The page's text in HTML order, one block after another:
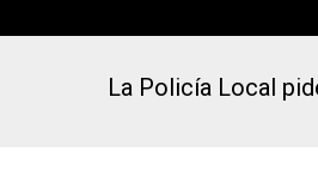
La Policía Local